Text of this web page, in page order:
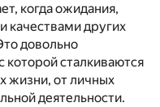
когда ожидания,
качествами других
довольно
которой сталкиваются
жизни, от личных
деятельности.